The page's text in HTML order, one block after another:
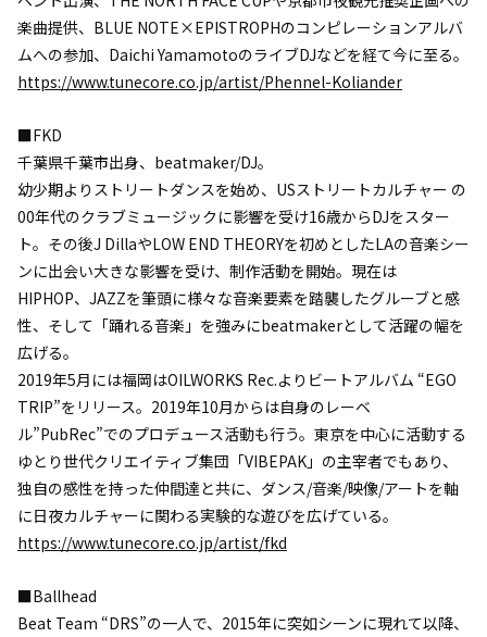
楽曲提供、BLUE NOTE×EPISTROPHのコンピレーションアルバ
ムへの参加、Daichi YamamotoのライブDJなどを経て今に至る。
https://www.tunecore.co.jp/artist/Phennel-Koliander
■FKD
千葉県千葉市出身、beatmaker/DJ。
幼少期よりストリートダンスを始め、USストリートカルチャー の
00年代のクラブミュージックに影響を受け16歳からDJをスター
ト。その後J DillaやLOW END THEORYを初めとしたLAの音楽シー
ンに出会い大きな影響を受け、制作活動を開始。現在は
HIPHOP、JAZZを筆頭に様々な音楽要素を踏襲したグルーブと感
性、そして「踊れる音楽」を強みにbeatmakerとして活躍の幅を
広げる。
2019年5月には福岡はOILWORKS Rec.よりビートアルバム “EGO
TRIP”をリリース。2019年10月からは自身のレーベ
ル”PubRec”でのプロデュース活動も行う。東京を中心に活動する
ゆとり世代クリエイティブ集団「VIBEPAK」の主宰者でもあり、
独自の感性を持った仲間達と共に、ダンス/音楽/映像/アートを軸
に日夜カルチャーに関わる実験的な遊びを広げている。
https://www.tunecore.co.jp/artist/fkd
■Ballhead
Beat Team “DRS”の一人で、2015年に突如シーンに現れて以降、